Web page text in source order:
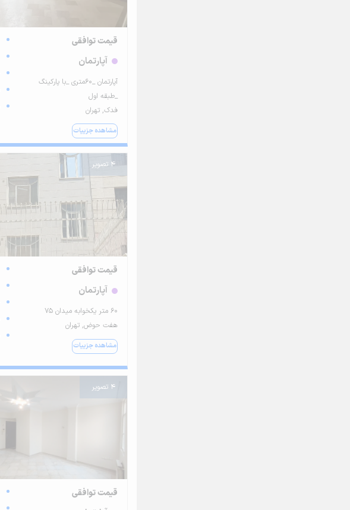
قیمت توافقی
آپارتمان
آپارتمان _۶۰متری _با پارکینگ
_طبقه اول
فدک, تهران
مشاهده جزییات
4 تصویر
قیمت توافقی
آپارتمان
۶۰ متر یکخوابه میدان ۷۵
هفت حوض, تهران
مشاهده جزییات
4 تصویر
قیمت توافقی